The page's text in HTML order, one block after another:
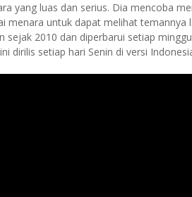
yang luas dan serius. Dia mencoba
menara untuk dapat melihat temannya
sejak 2010 dan diperbarui setiap
dirilis setiap hari Senin di versi